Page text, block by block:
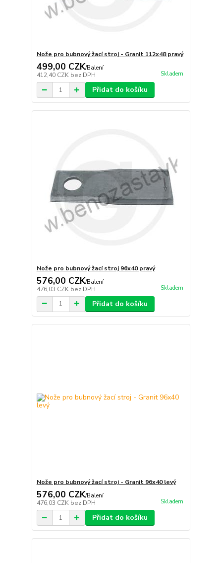
Nože pro bubnový žací stroj - Granit 112x48 pravý
499,00 CZK/Balení
412,40 CZK bez DPH Skladem
Přidat do košíku
Nože pro bubnový žací stroj 96x40 pravý
576,00 CZK/Balení
476,03 CZK bez DPH Skladem
Přidat do košíku
Nože pro bubnový žací stroj - Granit 96x40 levý
576,00 CZK/Balení
476,03 CZK bez DPH Skladem
Přidat do košíku